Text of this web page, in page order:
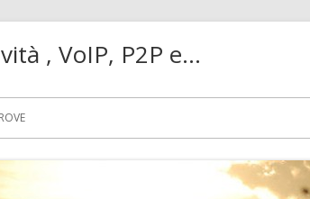
, VoIP, P2P e…